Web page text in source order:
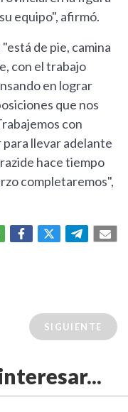
equipo", afirmó.
de pie, camina
con el trabajo
en lograr
que nos
con
llevar adelante
hace tiempo
completaremos",
SIGUIENTE